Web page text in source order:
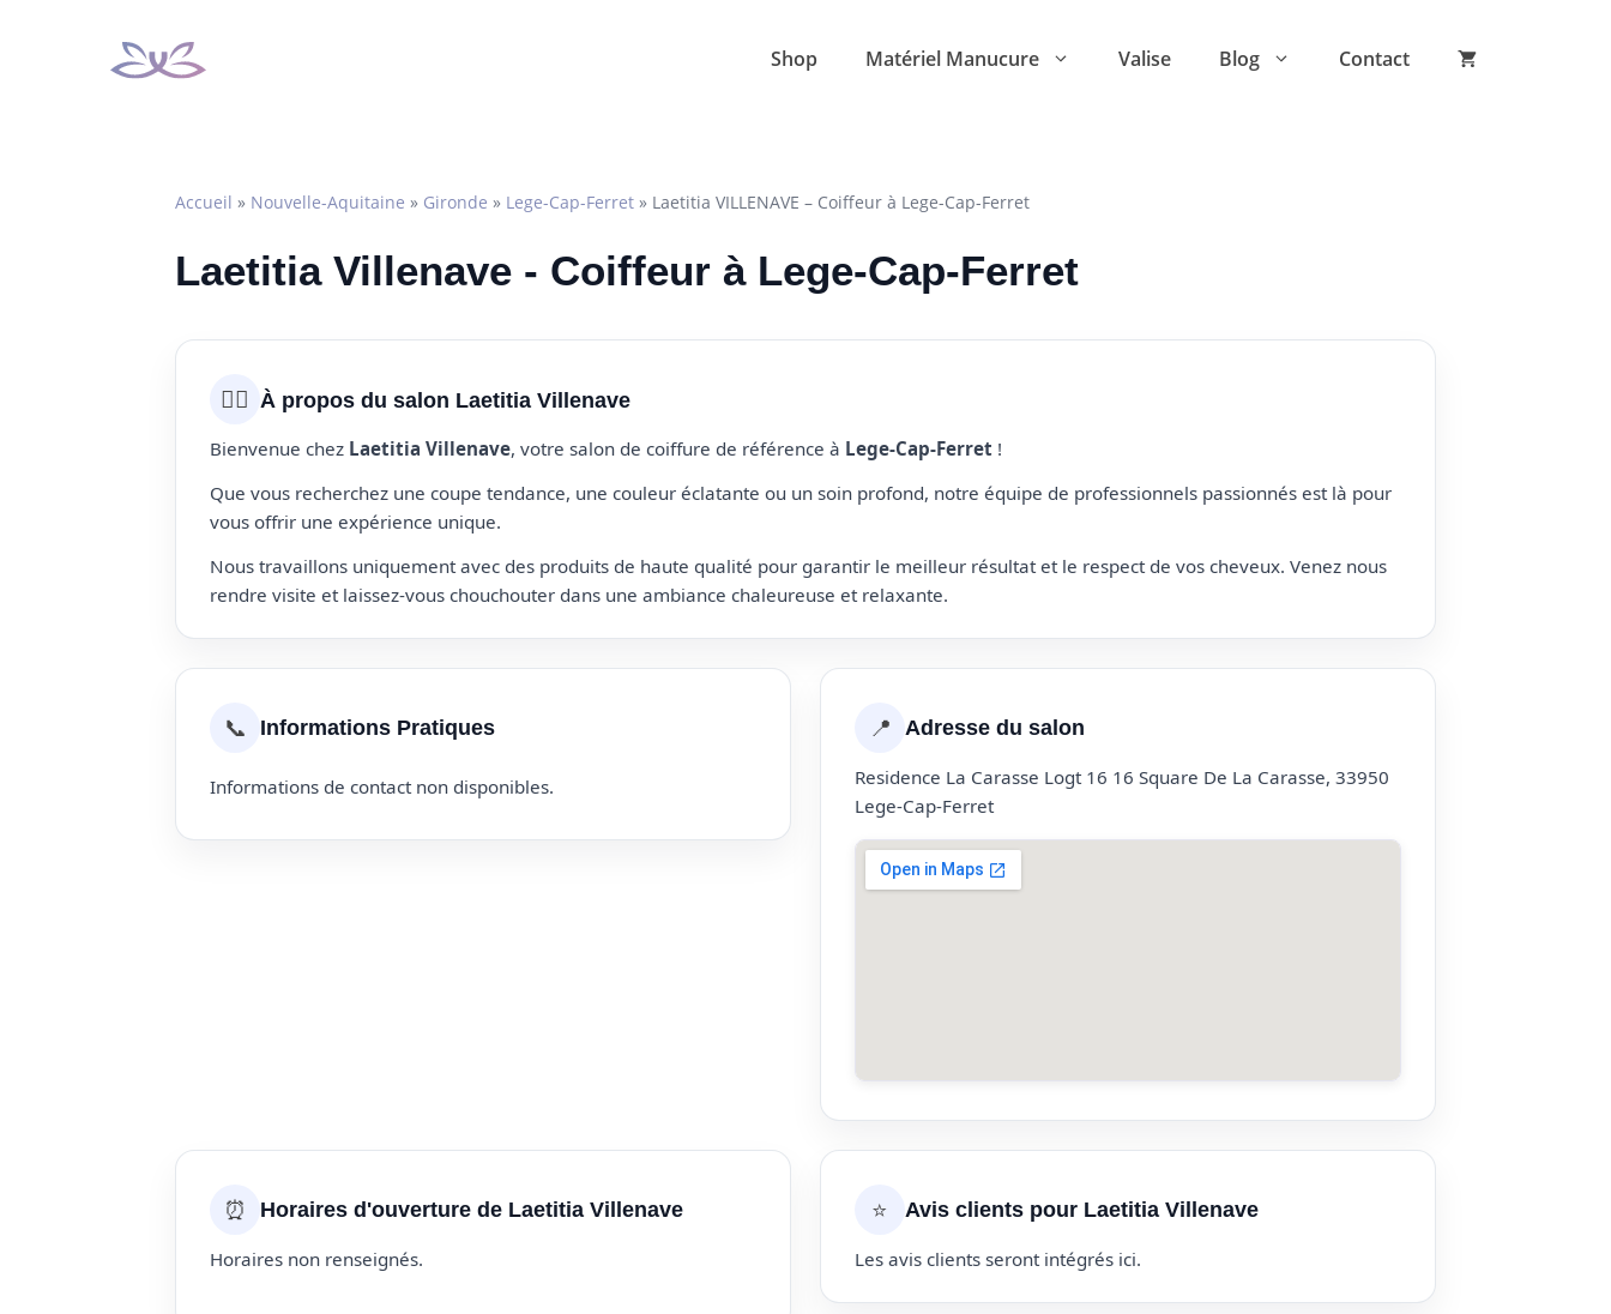
Shop Matériel Manucure Valise Blog Contact
Accueil » Nouvelle-Aquitaine » Gironde » Lege-Cap-Ferret » Laetitia VILLENAVE – Coiffeur à Lege-Cap-Ferret
Laetitia Villenave - Coiffeur à Lege-Cap-Ferret
💇‍♀️ À propos du salon Laetitia Villenave
Bienvenue chez Laetitia Villenave, votre salon de coiffure de référence à Lege-Cap-Ferret !
Que vous recherchez une coupe tendance, une couleur éclatante ou un soin profond, notre équipe de professionnels passionnés est là pour
vous offrir une expérience unique.
Nous travaillons uniquement avec des produits de haute qualité pour garantir le meilleur résultat et le respect de vos cheveux. Venez nous
rendre visite et laissez-vous chouchouter dans une ambiance chaleureuse et relaxante.
📞 Informations Pratiques
Informations de contact non disponibles.
📍 Adresse du salon
Residence La Carasse Logt 16 16 Square De La Carasse, 33950
Lege-Cap-Ferret
⏰ Horaires d'ouverture de Laetitia Villenave
Horaires non renseignés.
⭐ Avis clients pour Laetitia Villenave
Les avis clients seront intégrés ici.